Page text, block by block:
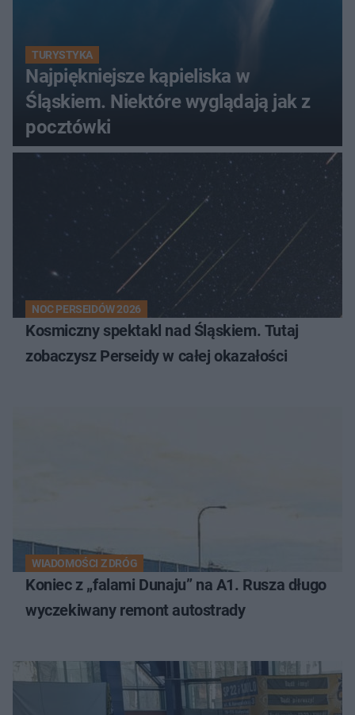
TURYSTYKA
Najpiękniejsze kąpieliska w
Śląskiem. Niektóre wyglądają jak z
pocztówki
NOC PERSEIDÓW 2026
Kosmiczny spektakl nad Śląskiem. Tutaj
zobaczysz Perseidy w całej okazałości
WIADOMOŚCI Z DRÓG
Koniec z „falami Dunaju” na A1. Rusza długo
wyczekiwany remont autostrady